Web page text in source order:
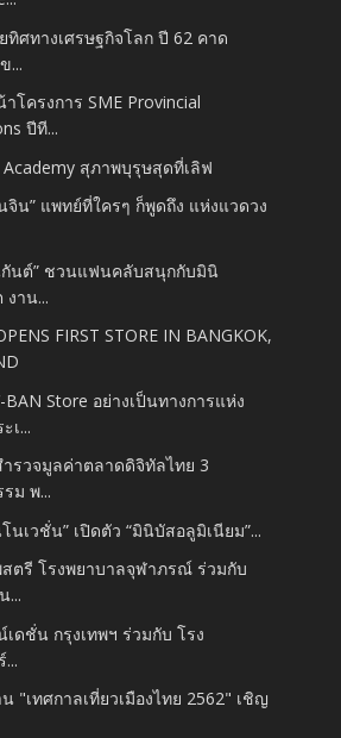
ทิศทางเศรษฐกิจโลก ปี 62 คาด
...
โครงการ SME Provincial
ปีที...
Academy สุภาพบุรุษสุดที่เลิฟ
จิน” แพทย์ที่ใครๆ ก็พูดถึง แห่งแวดวง
กันต์” ชวนแฟนคลับสนุกกับมินิ
งาน...
FIRST STORE IN BANGKOK,
BAN Store อย่างเป็นทางการแห่ง
เ...
ำรวจมูลค่าตลาดดิจิทัลไทย 3
ม พ...
นเวชั่น” เปิดตัว “มินิบัสอลูมิเนียม”...
ตรี โรงพยาบาลจุฬาภรณ์ ร่วมกับ
...
ดชั่น กรุงเทพฯ ร่วมกับ โรง
"เทศกาลเที่ยวเมืองไทย 2562" เชิญ